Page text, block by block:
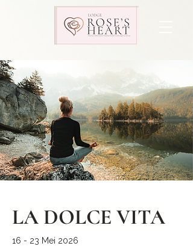
LA DOLCE VITA
16 - 23 Mei 2026